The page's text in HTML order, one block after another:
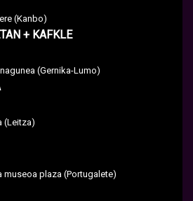
(Kanbo)
+ KAFKLE
(Gernika-Lumo)
(Leitza)
museoa plaza (Portugalete)